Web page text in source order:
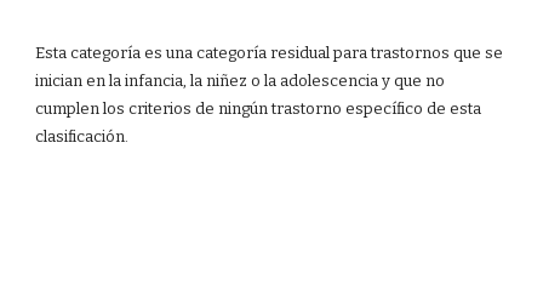
Esta categoría es una categoría residual para trastornos que se
inician en la infancia, la niñez o la adolescencia y que no
cumplen los criterios de ningún trastorno específico de esta
clasificación.